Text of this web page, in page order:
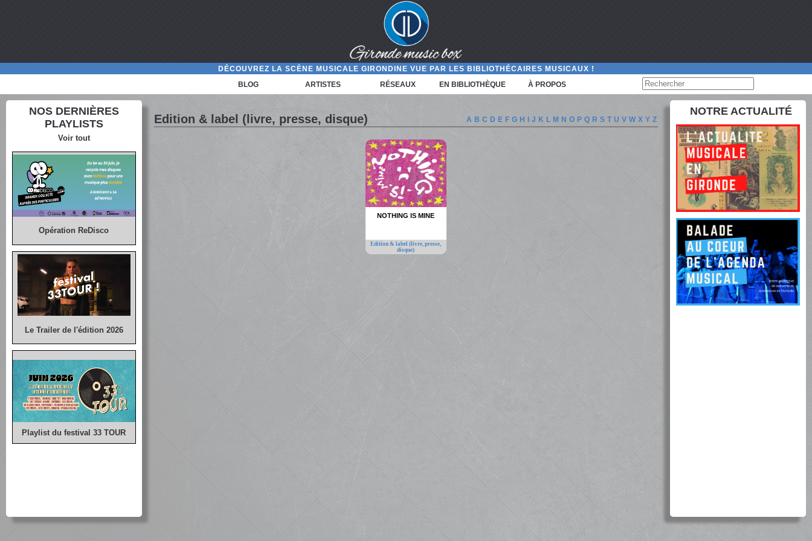
DÉCOUVREZ LA SCÈNE MUSICALE GIRONDINE VUE PAR LES BIBLIOTHÉCAIRES MUSICAUX !
BLOG
ARTISTES RÉSEAUX EN BIBLIOTHÈQUE À PROPOS
NOS DERNIÈRES
PLAYLISTS
Voir tout
Opération ReDisco
Le Trailer de l'édition 2026
Playlist du festival 33 TOUR
Edition & label (livre, presse, disque) A B C D E F G H I J K L M N O P Q R S T U V W X Y Z
NOTHING IS MINE
Edition & label (livre, presse,
disque)
NOTRE ACTUALITÉ